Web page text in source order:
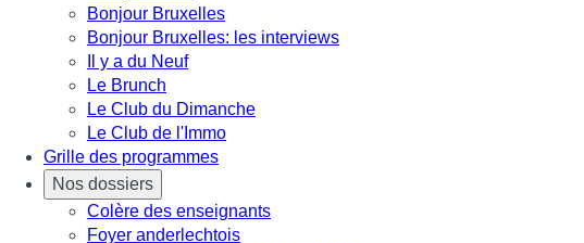
Bonjour Bruxelles
Bonjour Bruxelles: les interviews
Il y a du Neuf
Le Brunch
Le Club du Dimanche
Le Club de l'Immo
Grille des programmes
Nos dossiers
Colère des enseignants
Foyer anderlechtois